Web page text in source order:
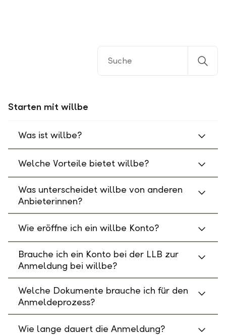
Starten mit willbe
Was ist willbe?
Welche Vorteile bietet willbe?
Was unterscheidet willbe von anderen
Anbieterinnen?
Wie eröffne ich ein willbe Konto?
Brauche ich ein Konto bei der LLB zur
Anmeldung bei willbe?
Welche Dokumente brauche ich für den
Anmeldeprozess?
Wie lange dauert die Anmeldung?